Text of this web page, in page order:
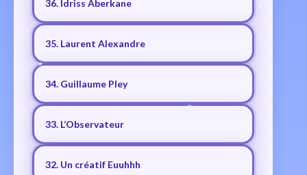
36. Idriss Aberkane
35. Laurent Alexandre
34. Guillaume Pley
33. L’Observateur
32. Un créatif Euuhhh